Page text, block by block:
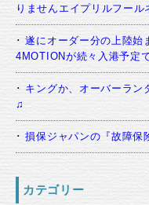
りませんエイプリルフー
遂にオーダー分の上陸始
4MOTIONが続々入港予定で
キングか、オーバーラン
♫
損保ジャパンの『故障保
カテゴリー